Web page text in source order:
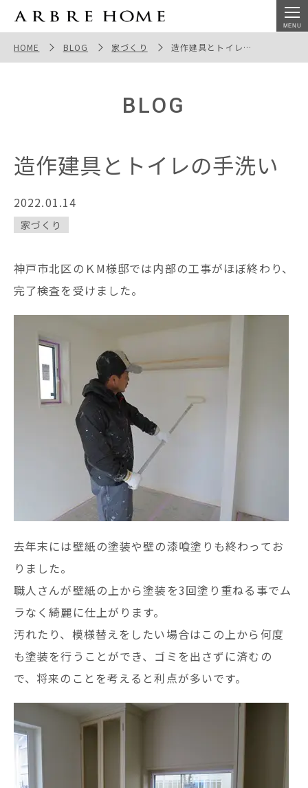
造作建具とトイレの手洗い
HOME BLOG 家づくり 造作建具とトイレの手洗い
BLOG
造作建具とトイレの手洗い
2022.01.14
家づくり
神戸市北区のＫM様邸では内部の工事がほぼ終わり、
完了検査を受けました。
去年末には壁紙の塗装や壁の漆喰塗りも終わってお
りました。
職人さんが壁紙の上から塗装を3回塗り重ねる事でム
ラなく綺麗に仕上がります。
汚れたり、模様替えをしたい場合はこの上から何度
も塗装を行うことができ、ゴミを出さずに済むの
で、将来のことを考えると利点が多いです。